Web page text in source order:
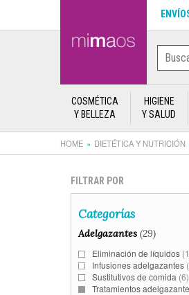
COSMÉTICA
Y BELLEZA
HIGIENE
Y SALUD
HOME DIETÉTICA Y NUTRICIÓN
FILTRAR POR
Categorías
Adelgazantes (29)
Eliminación de líquidos
Infusiones adelgazantes
Sustitutivos de comida (6)
Tratamientos